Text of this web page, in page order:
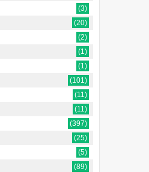
(3)
(20)
(2)
(1)
(1)
(101)
(11)
(11)
(397)
(25)
(5)
(89)